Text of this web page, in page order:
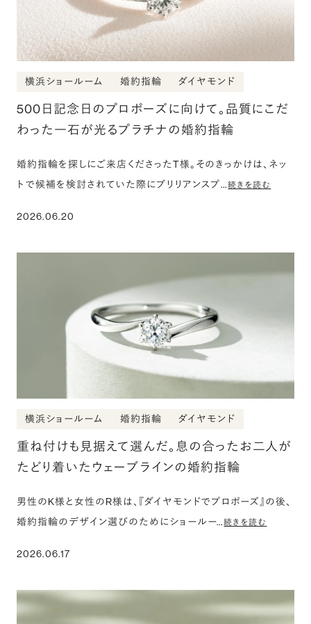
横浜ショールーム 婚約指輪 ダイヤモンド
500日記念日のプロポーズに向けて。品質にこだ
わった一石が光るプラチナの婚約指輪
婚約指輪を探しにご来店くださったT様。そのきっかけは、ネッ
トで候補を検討されていた際にブリリアンスプ…続きを読む
2026.06.20
横浜ショールーム 婚約指輪 ダイヤモンド
重ね付けも見据えて選んだ。息の合ったお二人が
たどり着いたウェーブラインの婚約指輪
男性のK様と女性のR様は、『ダイヤモンドでプロポーズ』の後、
婚約指輪のデザイン選びのためにショールー…続きを読む
2026.06.17